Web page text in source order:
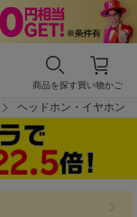
買い物かご
商品を探す
ヘッドホン・イヤホン